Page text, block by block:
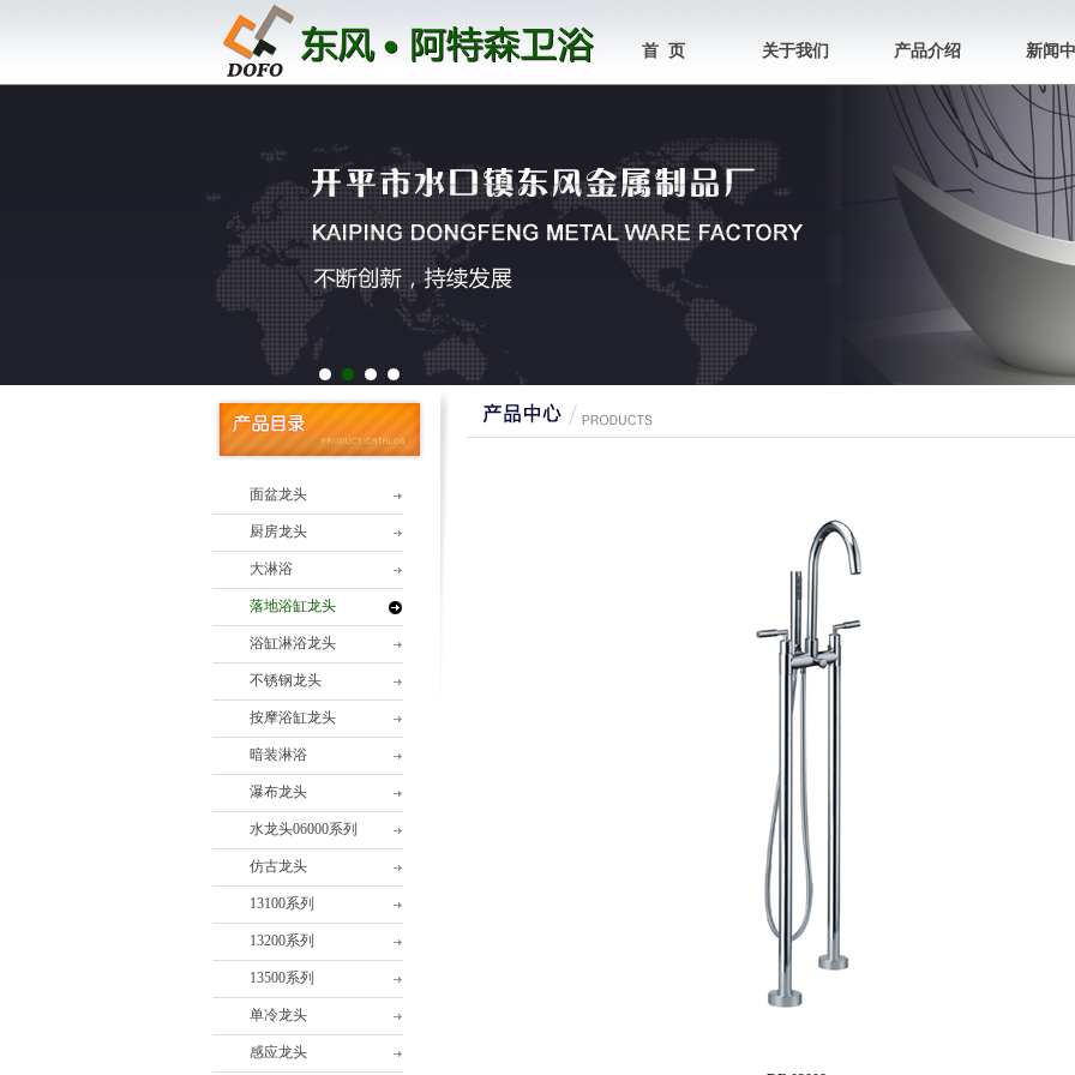
首 页 关于我们 产品介绍 新闻
1 2 3 4
面盆龙头
厨房龙头
大淋浴
落地浴缸龙头
浴缸淋浴龙头
不锈钢龙头
按摩浴缸龙头
暗装淋浴
瀑布龙头
水龙头06000系列
仿古龙头
13100系列
13200系列
13500系列
单冷龙头
感应龙头